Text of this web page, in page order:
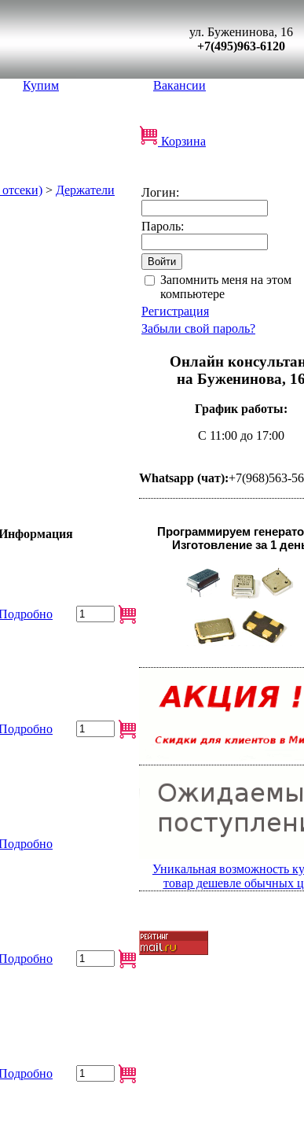
ул. Буженинова, 16
+7(495)963-6120
Купим Вакансии
Корзина
> Держатели
Логин:
Пароль:
Запомнить меня на этом
компьютере
Регистрация
Забыли свой пароль?
Онлайн
на Буженинова,
График работы:
С 11:00 до 17:00
Whatsapp (чат):+7(968)563-
Программируем
Изготовление за 1
Уникальная возможность
товар дешевле обычных